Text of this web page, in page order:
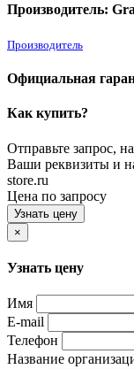
Производитель:
Производитель
Официальная
Как купить?
Отправьте запрос,
Ваши реквизиты и
store.ru
Цена по запросу
Узнать цену
×
Узнать цену
Имя
E-mail
Телефон
Название